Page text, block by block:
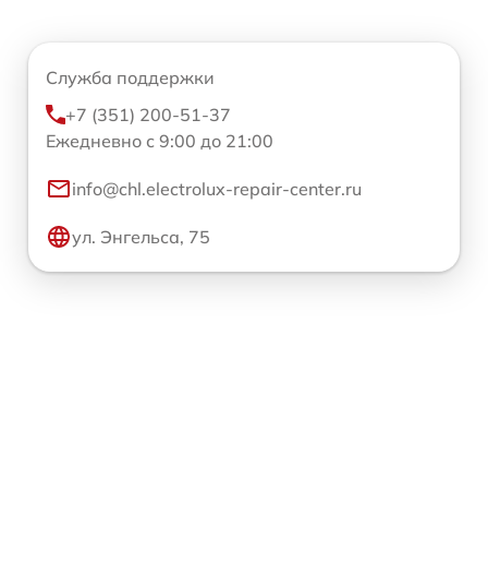
Служба поддержки
+7 (351) 200-51-37
Ежедневно с 9:00 до 21:00
info@chl.electrolux-repair-center.ru
ул. Энгельса, 75